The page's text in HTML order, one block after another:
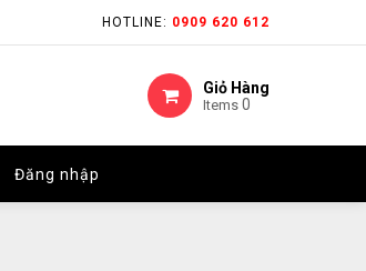
HOTLINE: 0909 620 612
Giỏ Hàng
Items 0
Đăng nhập
HOTLINE: 0909 620 612
Giỏ Hàng
Items 0
Đăng nhập